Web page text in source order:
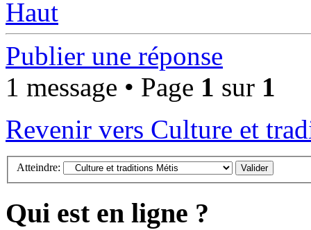
Haut
Publier une réponse
1 message • Page 1 sur 1
Revenir vers Culture et
Atteindre:
Qui est en ligne ?